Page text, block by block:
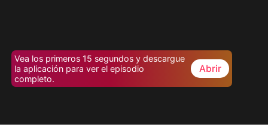
Vea los primeros 15 segundos y descargue
la aplicación para ver el episodio
completo.
Abrir